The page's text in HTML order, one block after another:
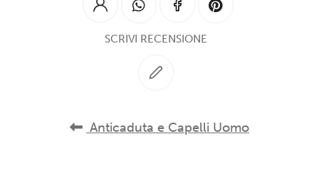
SCRIVI RECENSIONE
Anticaduta e Capelli Uomo